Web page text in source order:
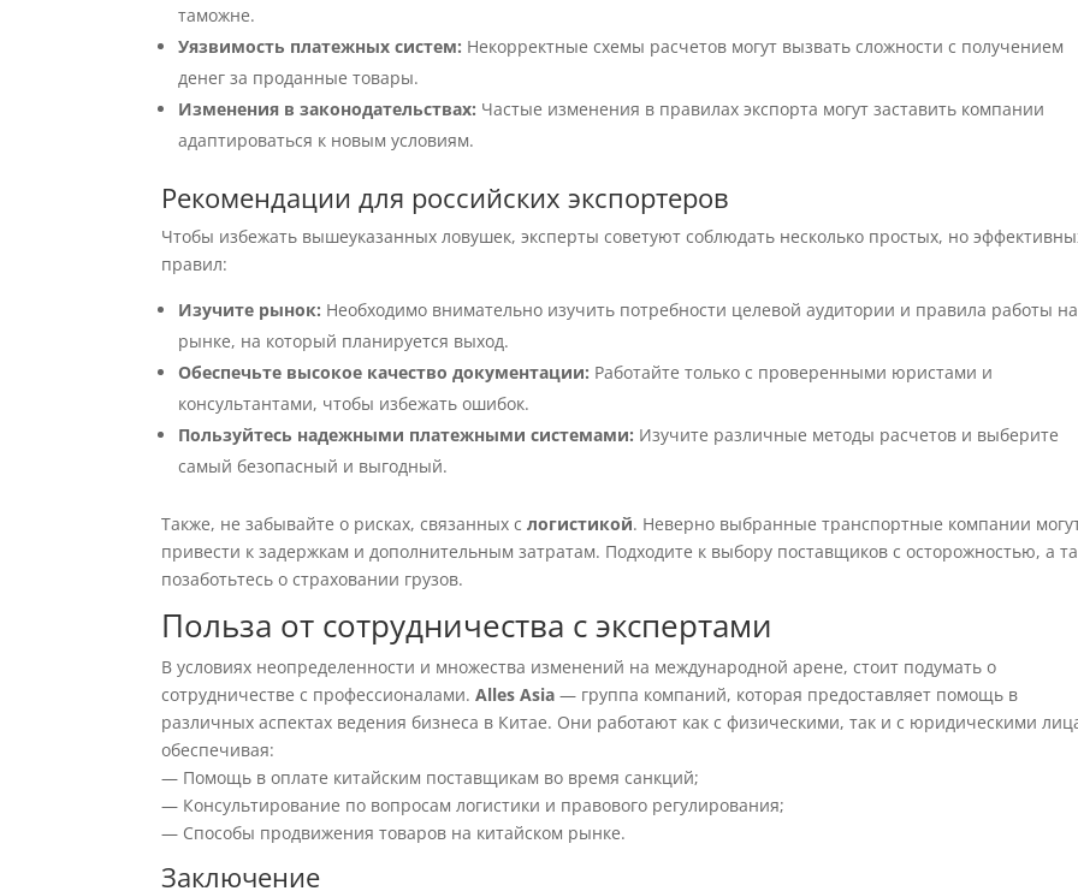
таможне.
Уязвимость платежных систем: Некорректные схемы расчетов могут вызвать сложности с получением
денег за проданные товары.
Изменения в законодательствах: Частые изменения в правилах экспорта могут заставить компании
адаптироваться к новым условиям.
Рекомендации для российских экспортеров
Чтобы избежать вышеуказанных ловушек, эксперты советуют соблюдать несколько простых, но
правил:
Изучите рынок: Необходимо внимательно изучить потребности целевой аудитории и правила работы на
рынке, на который планируется выход.
Обеспечьте высокое качество документации: Работайте только с проверенными юристами и
консультантами, чтобы избежать ошибок.
Пользуйтесь надежными платежными системами: Изучите различные методы расчетов и выберите
самый безопасный и выгодный.
Также, не забывайте о рисках, связанных слогистикой. Неверно выбранные транспортные компании
привести к задержкам и дополнительным затратам. Подходите к выбору поставщиков с осторожностью, а
позаботьтесь о страховании грузов.
Польза от сотрудничества с экспертами
В условиях неопределенности и множества изменений на международной арене, стоит подумать о
сотрудничестве с профессионалами.Alles Asia — группа компаний, которая предоставляет помощь в
различных аспектах ведения бизнеса в Китае. Они работают как с физическими, так и с юридическими
обеспечивая:
— Помощь в оплате китайским поставщикам во время санкций;
— Консультирование по вопросам логистики и правового регулирования;
— Способы продвижения товаров на китайском рынке.
Заключение